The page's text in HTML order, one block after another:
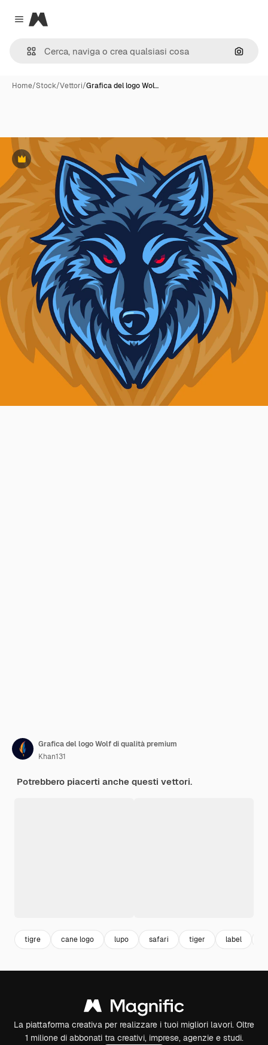
Close menu
Magnific
Cerca
Home/Stock/Vettori/Grafica del logo Wol…
Premium
Grafica del logo Wolf di qualità premium
Khan131
Potrebbero piacerti anche questi vettori.
tigre cane logo lupo safari tiger label
La piattaforma creativa per realizzare i tuoi migliori lavori. Oltre
1 milione di abbonati tra creativi, imprese, agenzie e studi.